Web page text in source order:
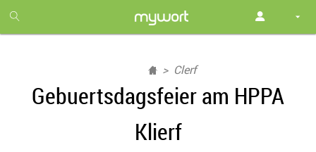
month
free
Clerf
Gebuertsdagsfeier am HPPA
Klierf